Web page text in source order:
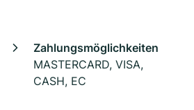
Zahlungsmöglichkeiten
MASTERCARD, VISA,
CASH, EC